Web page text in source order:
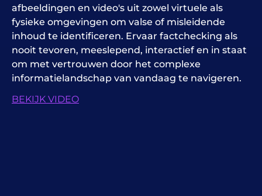
afbeeldingen en video's uit zowel virtuele als
fysieke omgevingen om valse of misleidende
inhoud te identificeren. Ervaar factchecking als
nooit tevoren, meeslepend, interactief en in staat
om met vertrouwen door het complexe
informatielandschap van vandaag te navigeren.
BEKIJK VIDEO